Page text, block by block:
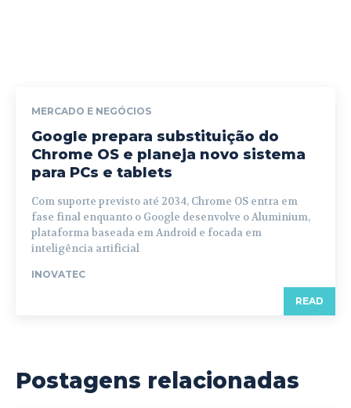
MERCADO E NEGÓCIOS
Google prepara substituição do
Chrome OS e planeja novo sistema
para PCs e tablets
Com suporte previsto até 2034, Chrome OS entra em
fase final enquanto o Google desenvolve o Aluminium,
plataforma baseada em Android e focada em
inteligência artificial
INOVATEC
READ
Postagens relacionadas